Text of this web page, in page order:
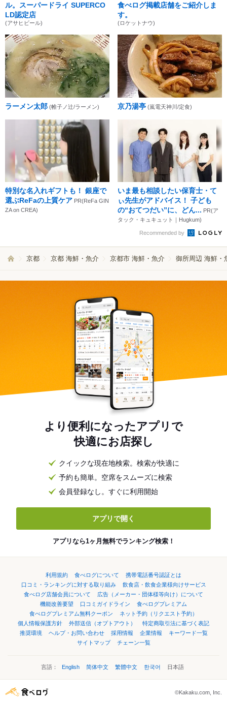
ル。スーパードライ SUPERCO
LD認定店
(アサヒビール)
食べログ掲載店舗をご紹介しま
す。
(ロケットナウ)
ラーメン太郎 (帷子ノ辻/ラーメン) 京乃湯亭 (嵐電天神川/定食)
特別な名入れギフトも！ 銀座で
選ぶReFaの上質ケア PR(ReFa GIN
ZA on CREA)
いま最も相談したい保育士・て
ぃ先生がアドバイス！ 子ども
の“おてつだい”に、どん... PR(ア
タック・キュキュット｜Hugkum)
Recommended by
京都 京都 海鮮・魚介 京都市 海鮮・魚介 御所周辺 海鮮・
より便利になったアプリで
快適にお店探し
クイックな現在地検索。検索が快適に
予約も簡単。空席をスムーズに検索
会員登録なし。すぐに利用開始
アプリで開く
アプリなら1ヶ月無料でランキング検索！
利用規約 食べログについて
携帯電話番号認証とは
口コミ・ランキングに対する取り組み
飲食店・飲食企業様向けサービス
食べログ店舗会員について
広告（メーカー・団体様等向け）について
機能改善要望
口コミガイドライン
食べログプレミアム
食べログプレミアム無料クーポン
ネット予約（リクエスト予約）
個人情報保護方針
外部送信（オプトアウト）
特定商取引法に基づく表記
推奨環境
ヘルプ・お問い合わせ 採用情報 企業情報
キーワード一覧
サイトマップ
チェーン一覧
言語： English 简体中文 繁體中文 한국어 日本語
©Kakaku.com, Inc.